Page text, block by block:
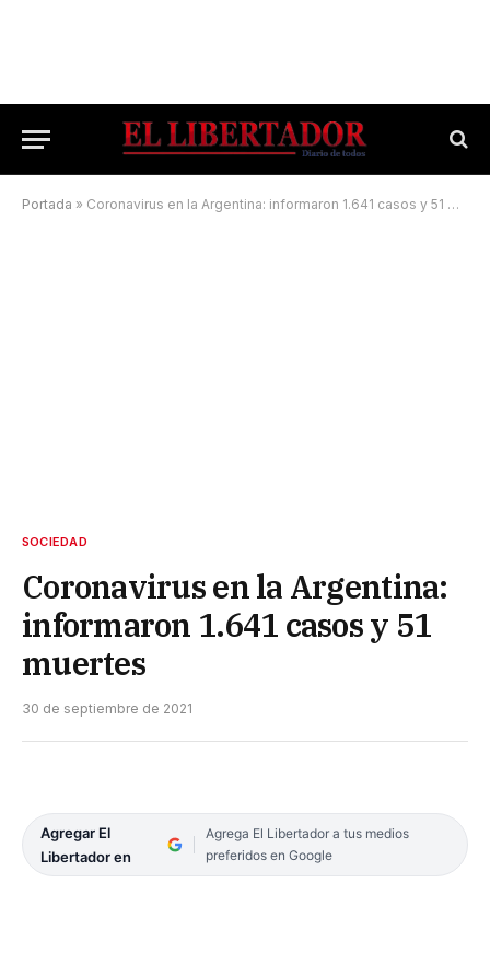
Portada » Coronavirus en la Argentina: informaron 1.641 casos y 51 muertes
SOCIEDAD
Coronavirus en la Argentina:
informaron 1.641 casos y 51
muertes
30 de septiembre de 2021
Agregar El
Libertador en
Agrega El Libertador a tus medios
preferidos en Google